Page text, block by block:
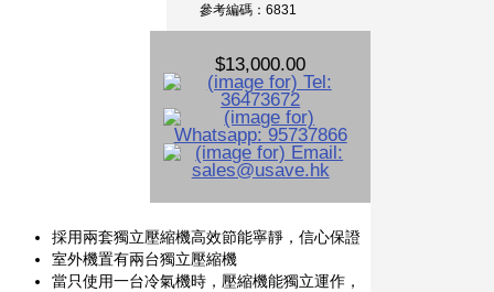
參考編碼：6831
$13,000.00
採用兩套獨立壓縮機高效節能寧靜，信心保證
室外機置有兩台獨立壓縮機
當只使用一台冷氣機時，壓縮機能獨立運作，